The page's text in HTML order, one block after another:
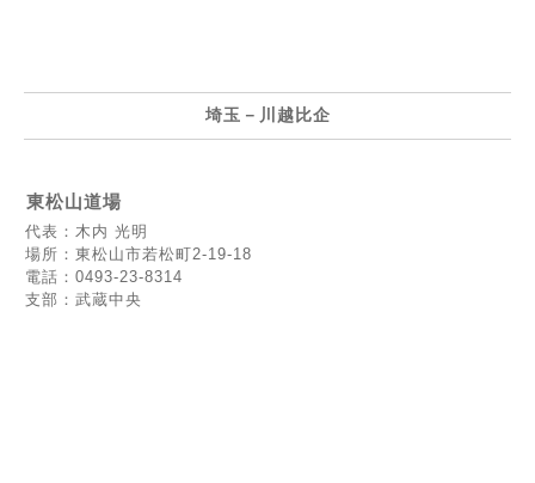
埼玉－川越比企
東松山道場
代表：木内 光明
場所：東松山市若松町2-19-18
電話：0493-23-8314
支部：武蔵中央